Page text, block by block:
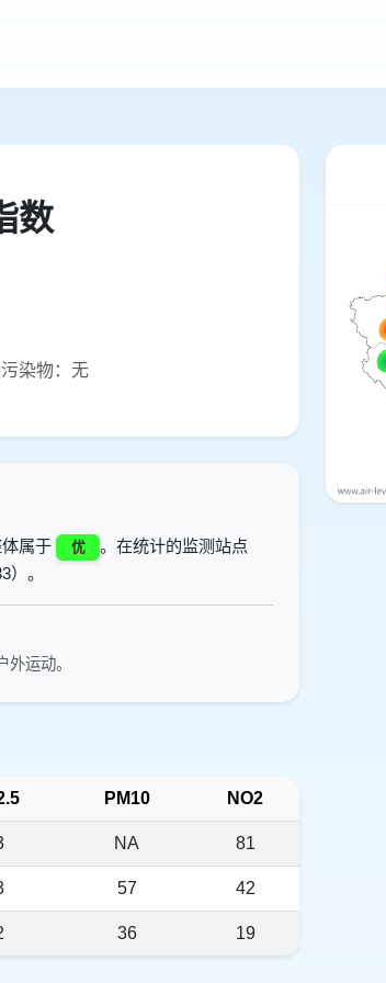
数
染物：无
体属于 优
。在统计的监测站点
。
运动。
PM10 NO2
NA 81
57 42
36 19